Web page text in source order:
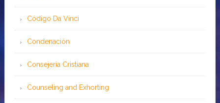
Código Da Vinci
Condenación
Consejería Cristiana
Counseling and Exhorting